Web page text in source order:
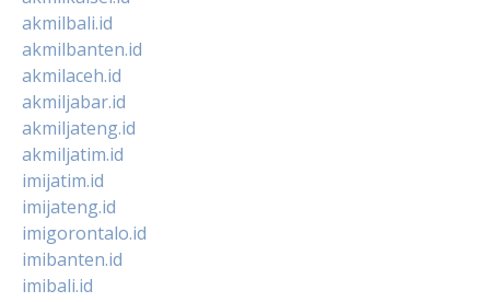
akmilbali.id
akmilbanten.id
akmilaceh.id
akmiljabar.id
akmiljateng.id
akmiljatim.id
imijatim.id
imijateng.id
imigorontalo.id
imibanten.id
imibali.id